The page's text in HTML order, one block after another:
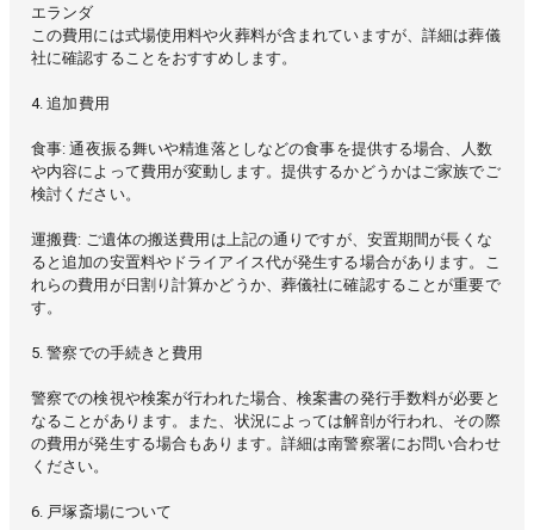
エランダ
この費用には式場使用料や火葬料が含まれていますが、詳細は葬儀
社に確認することをおすすめします。
4. 追加費用
食事: 通夜振る舞いや精進落としなどの食事を提供する場合、人数
や内容によって費用が変動します。提供するかどうかはご家族でご
検討ください。
運搬費: ご遺体の搬送費用は上記の通りですが、安置期間が長くな
ると追加の安置料やドライアイス代が発生する場合があります。こ
れらの費用が日割り計算かどうか、葬儀社に確認することが重要で
す。
5. 警察での手続きと費用
警察での検視や検案が行われた場合、検案書の発行手数料が必要と
なることがあります。また、状況によっては解剖が行われ、その際
の費用が発生する場合もあります。詳細は南警察署にお問い合わせ
ください。
6. 戸塚斎場について